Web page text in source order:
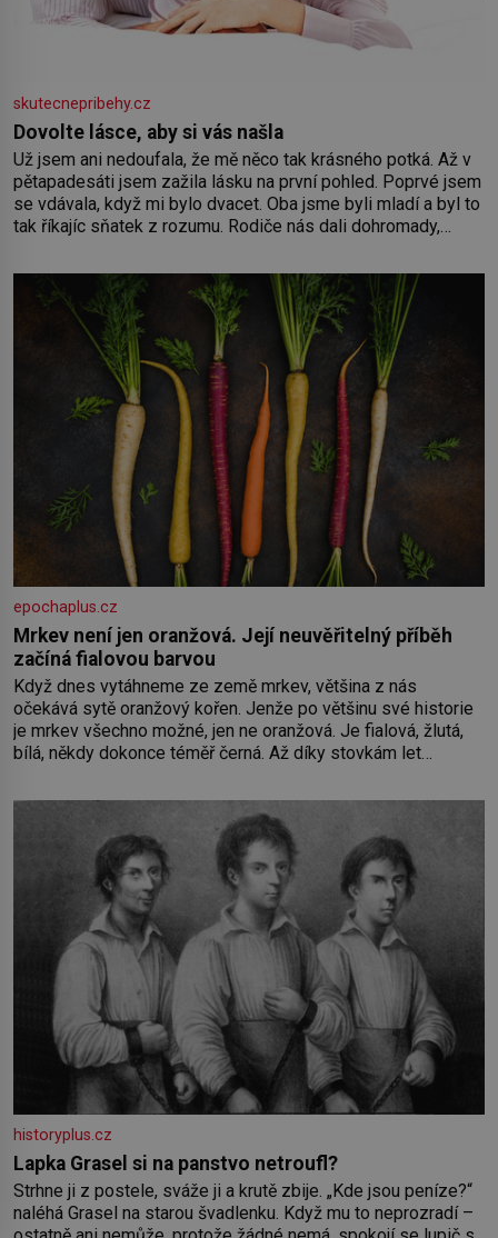
skutecnepribehy.cz
Dovolte lásce, aby si vás našla
Už jsem ani nedoufala, že mě něco tak krásného potká. Až v
pětapadesáti jsem zažila lásku na první pohled. Poprvé jsem
se vdávala, když mi bylo dvacet. Oba jsme byli mladí a byl to
tak říkajíc sňatek z rozumu. Rodiče nás dali dohromady,
oběma moc nesvědčilo, brzy jsme zjistili, že
epochaplus.cz
Mrkev není jen oranžová. Její neuvěřitelný příběh
začíná fialovou barvou
Když dnes vytáhneme ze země mrkev, většina z nás
očekává sytě oranžový kořen. Jenže po většinu své historie
je mrkev všechno možné, jen ne oranžová. Je fialová, žlutá,
bílá, někdy dokonce téměř černá. Až díky stovkám let
českou zahradu ani nedokážeme představit. Její příběh je
historyplus.cz
Lapka Grasel si na panstvo netroufl?
Strhne ji z postele, sváže ji a krutě zbije. „Kde jsou peníze?“
naléhá Grasel na starou švadlenku. Když mu to neprozradí –